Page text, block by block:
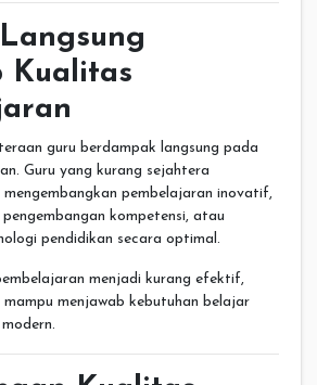
Kualitas
guru berdampak langsung pada
Guru yang kurang sejahtera
mengembangkan pembelajaran inovatif,
kompetensi, atau
pendidikan secara optimal.
menjadi kurang efektif,
menjawab kebutuhan belajar